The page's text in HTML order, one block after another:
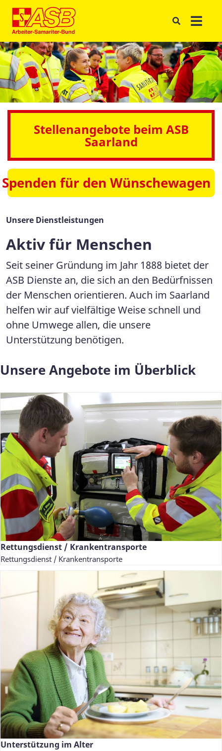
Stellenangebote beim ASB
Saarland
Spenden für den Wünschewagen
Unsere Dienstleistungen
Aktiv für Menschen
Seit seiner Gründung im Jahr 1888 bietet der
ASB Dienste an, die sich an den Bedürfnissen
der Menschen orientieren. Auch im Saarland
helfen wir auf vielfältige Weise schnell und
ohne Umwege allen, die unsere
Unterstützung benötigen.
Unsere Angebote im Überblick
Rettungsdienst / Krankentransporte
Rettungsdienst / Krankentransporte
Unterstützung im Alter